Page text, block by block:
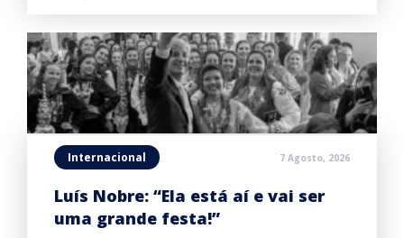
Internacional 7 Agosto, 2026
Luís Nobre: “Ela está aí e vai ser
uma grande festa!”